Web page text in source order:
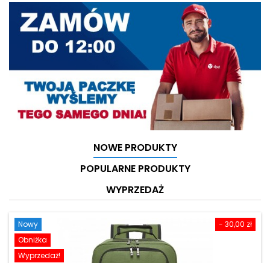
NOWE PRODUKTY
POPULARNE PRODUKTY
WYPRZEDAŻ
- 30,00 zł
Nowy
Obniżka
Wyprzedaż!